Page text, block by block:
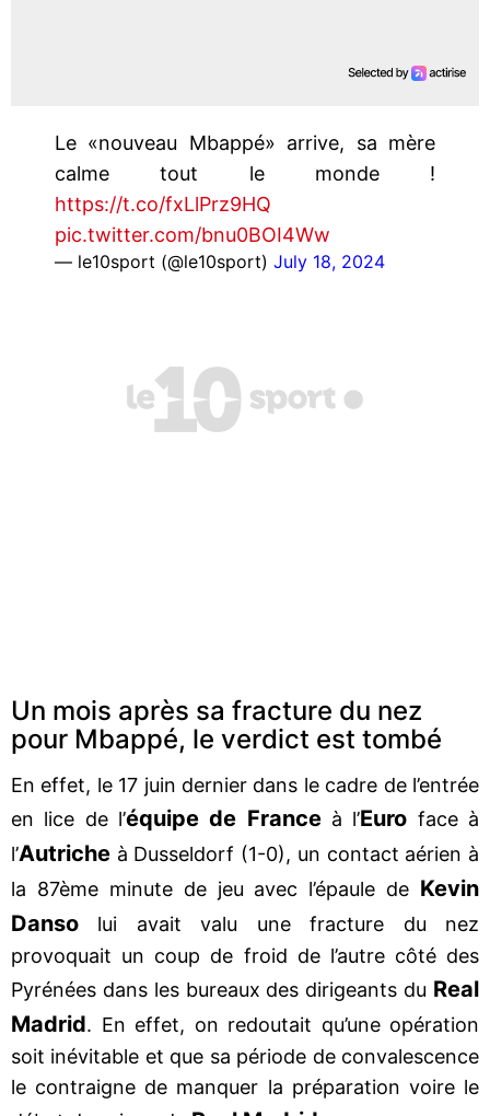
Le «nouveau Mbappé» arrive, sa mère
calme tout le monde !
https://t.co/fxLlPrz9HQ
pic.twitter.com/bnu0BOI4Ww
— le10sport (@le10sport) July 18, 2024
Un mois après sa fracture du nez
pour Mbappé, le verdict est tombé
En effet, le 17 juin dernier dans le cadre de l’entrée
en lice de l’équipe de Franceà l’Euro face à
l’Autriche à Dusseldorf (1-0), un contact aérien à
la 87ème minute de jeu avec l’épaule de Kevin
Danso lui avait valu une fracture du nez
provoquait un coup de froid de l’autre côté des
Pyrénées dans les bureaux des dirigeants du Real
Madrid. En effet, on redoutait qu’une opération
soit inévitable et que sa période de convalescence
le contraigne de manquer la préparation voire le